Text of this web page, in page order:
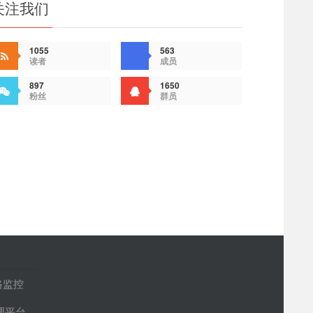
注我们
1055
读者
563
成员
897
粉丝
1650
群员
控